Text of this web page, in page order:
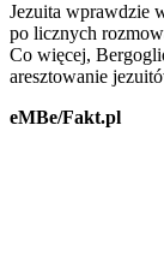
Jezuita wprawdzie
po licznych
Co więcej,
aresztowanie
eMBe/Fakt.pl